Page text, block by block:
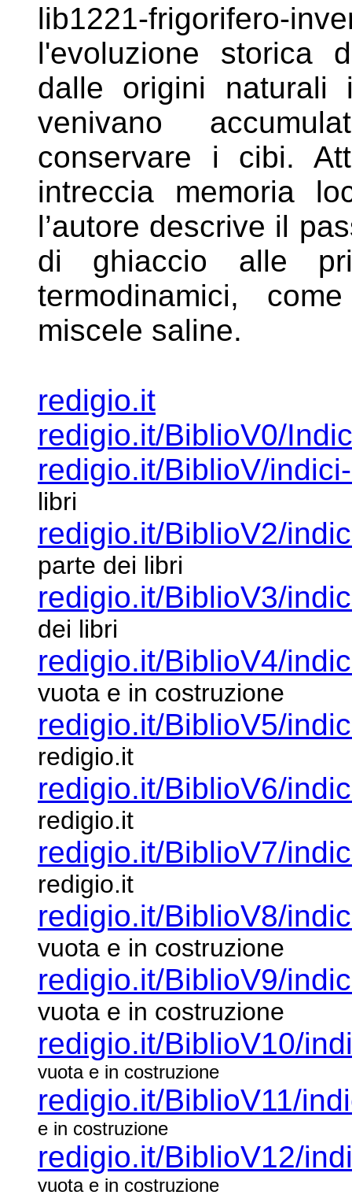
lib1221-frigorifero-
l'evoluzione storica
dalle origini
venivano
conservare i cibi.
intreccia memoria
l’autore descrive il
di ghiaccio alle
termodinamici,
miscele saline.
redigio.it
redigio.it/BiblioV0/
redigio.it/BiblioV/
libri
redigio.it/BiblioV2/
parte dei libri
redigio.it/BiblioV3/
dei libri
redigio.it/BiblioV4/
vuota e in costruzione
redigio.it/BiblioV5/
redigio.it
redigio.it/BiblioV6/
redigio.it
redigio.it/BiblioV7/
redigio.it
redigio.it/BiblioV8/
vuota e in costruzione
redigio.it/BiblioV9/
vuota e in costruzione
redigio.it/BiblioV10/
vuota e in costruzione
redigio.it/BiblioV11/
e in costruzione
redigio.it/BiblioV12/
vuota e in costruzione